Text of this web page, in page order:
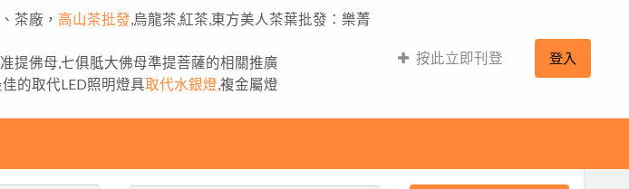
茶廠， 高山茶批發 ,烏龍茶,紅茶,東方美人茶葉批發：樂菁
提佛母,七俱胝大佛母準提菩薩的相關推廣
的取代LED照明燈具取代水銀燈 ,複金屬燈
按此立即刊登 登入